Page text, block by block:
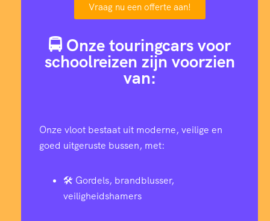
Vraag nu een offerte aan!
🚍 Onze touringcars voor
schoolreizen zijn voorzien
van:
Onze vloot bestaat uit moderne, veilige en
goed uitgeruste bussen, met:
🛠️ Gordels, brandblusser,
veiligheidshamers